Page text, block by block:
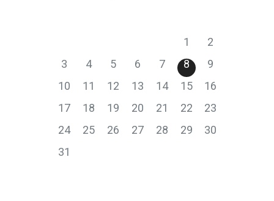
1
2
3
4 5 6 7 8
9
10
11 12 13 14 15
16
17
18 19 20 21 22
23
24
25 26 27 28 29
30
31